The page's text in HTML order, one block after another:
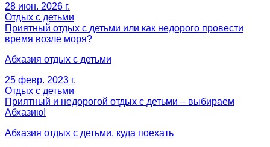
28 июн. 2026 г.
Отдых с детьми
Приятный отдых с детьми или как недорого провести
время возле моря?
Абхазия отдых с детьми
25 февр. 2023 г.
Отдых с детьми
Приятный и недорогой отдых с детьми – выбираем
Абхазию!
Абхазия отдых с детьми, куда поехать